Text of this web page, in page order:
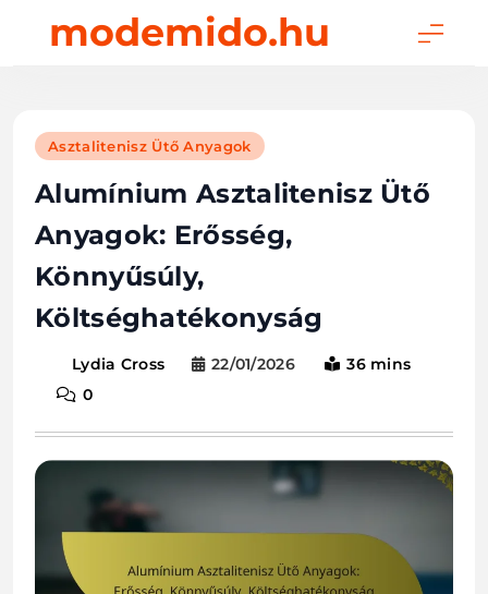
modemido.hu
Asztalitenisz Ütő Anyagok
Alumínium Asztalitenisz Ütő
Anyagok: Erősség,
Könnyűsúly,
Költséghatékonyság
Lydia Cross 22/01/2026
36 mins
0